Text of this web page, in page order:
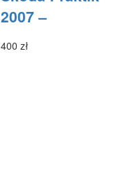
2007 –
400 zł